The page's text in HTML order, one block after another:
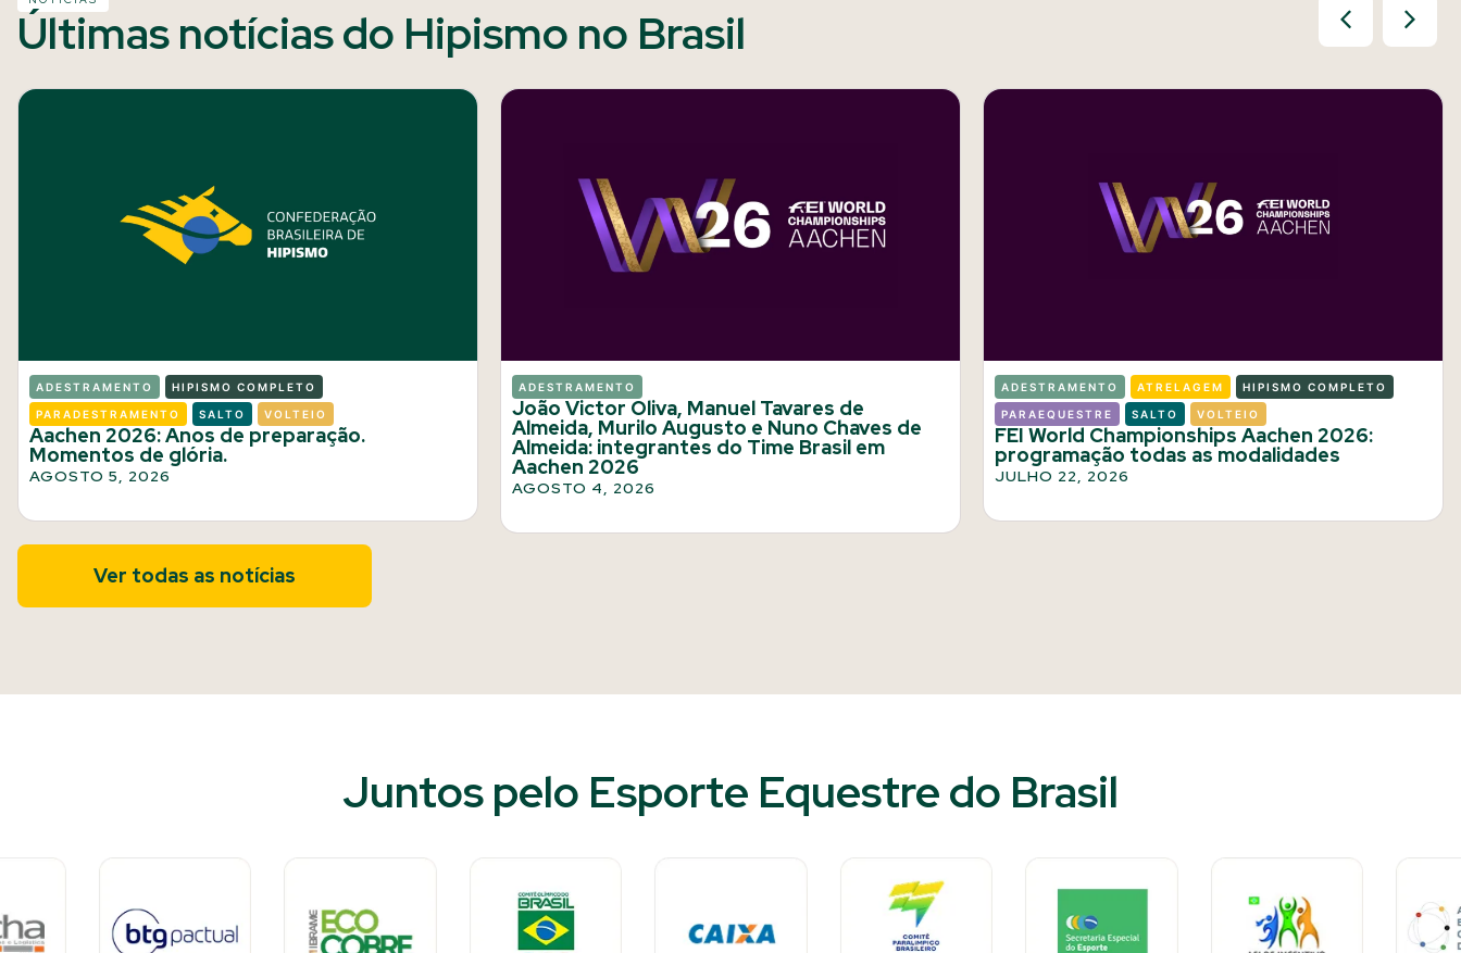
Últimas notícias do Hipismo no Brasil
ADESTRAMENTO HIPISMO COMPLETO
PARADESTRAMENTO SALTO VOLTEIO
Aachen 2026: Anos de preparação.
Momentos de glória.
AGOSTO 5, 2026
ADESTRAMENTO
João Victor Oliva, Manuel Tavares de
Almeida, Murilo Augusto e Nuno Chaves de
Almeida: integrantes do Time Brasil em
Aachen 2026
AGOSTO 4, 2026
ADESTRAMENTO ATRELAGEM HIPISMO COMPLETO
PARAEQUESTRE SALTO VOLTEIO
FEI World Championships Aachen 2026:
programação todas as modalidades
JULHO 22, 2026
Ver todas as notícias
Juntos pelo Esporte Equestre do Brasil